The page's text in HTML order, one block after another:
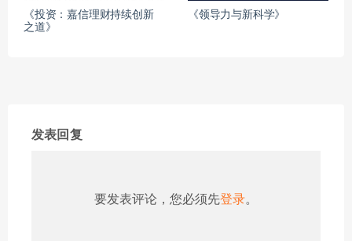
《投资：嘉信理财持续创新
之道》
《领导力与新科学》
发表回复
要发表评论，您必须先登录。